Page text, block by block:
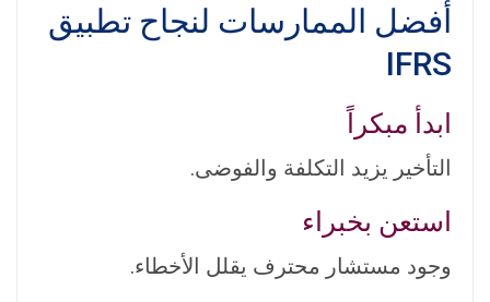
أفضل الممارسات لنجاح تطبيق
IFRS
ابدأ مبكراً
التأخير يزيد التكلفة والفوضى.
استعن بخبراء
وجود مستشار محترف يقلل الأخطاء.